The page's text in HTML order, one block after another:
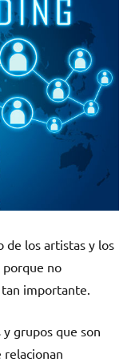
de los artistas y los
porque no
importante.
grupos que son